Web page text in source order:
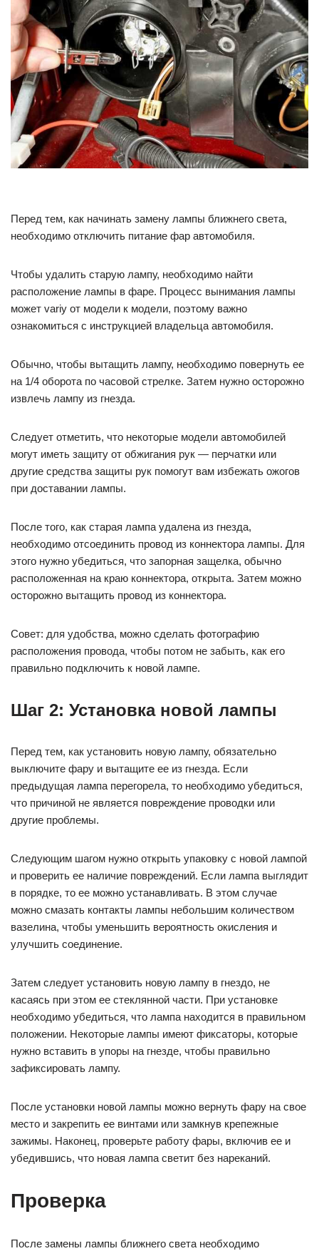
Перед тем, как начинать замену лампы ближнего света,
необходимо отключить питание фар автомобиля.
Чтобы удалить старую лампу, необходимо найти
расположение лампы в фаре. Процесс вынимания лампы
может variy от модели к модели, поэтому важно
ознакомиться с инструкцией владельца автомобиля.
Обычно, чтобы вытащить лампу, необходимо повернуть ее
на 1/4 оборота по часовой стрелке. Затем нужно осторожно
извлечь лампу из гнезда.
Следует отметить, что некоторые модели автомобилей
могут иметь защиту от обжигания рук — перчатки или
другие средства защиты рук помогут вам избежать ожогов
при доставании лампы.
После того, как старая лампа удалена из гнезда,
необходимо отсоединить провод из коннектора лампы. Для
этого нужно убедиться, что запорная защелка, обычно
расположенная на краю коннектора, открыта. Затем можно
осторожно вытащить провод из коннектора.
Совет: для удобства, можно сделать фотографию
расположения провода, чтобы потом не забыть, как его
правильно подключить к новой лампе.
Шаг 2: Установка новой лампы
Перед тем, как установить новую лампу, обязательно
выключите фару и вытащите ее из гнезда. Если
предыдущая лампа перегорела, то необходимо убедиться,
что причиной не является повреждение проводки или
другие проблемы.
Следующим шагом нужно открыть упаковку с новой лампой
и проверить ее наличие повреждений. Если лампа выглядит
в порядке, то ее можно устанавливать. В этом случае
можно смазать контакты лампы небольшим количеством
вазелина, чтобы уменьшить вероятность окисления и
улучшить соединение.
Затем следует установить новую лампу в гнездо, не
касаясь при этом ее стеклянной части. При установке
необходимо убедиться, что лампа находится в правильном
положении. Некоторые лампы имеют фиксаторы, которые
нужно вставить в упоры на гнезде, чтобы правильно
зафиксировать лампу.
После установки новой лампы можно вернуть фару на свое
место и закрепить ее винтами или замкнув крепежные
зажимы. Наконец, проверьте работу фары, включив ее и
убедившись, что новая лампа светит без нареканий.
Проверка
После замены лампы ближнего света необходимо